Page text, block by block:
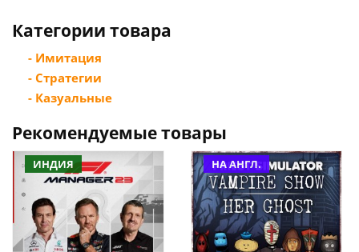
Категории товара
- Имитация
- Стратегии
- Казуальные
Рекомендуемые товары
ИНДИЯ НА АНГЛ.